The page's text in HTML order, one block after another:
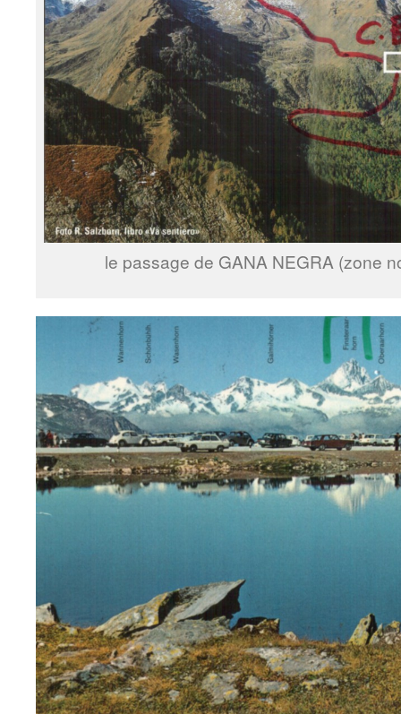
le passage de GANA NEGRA (zone